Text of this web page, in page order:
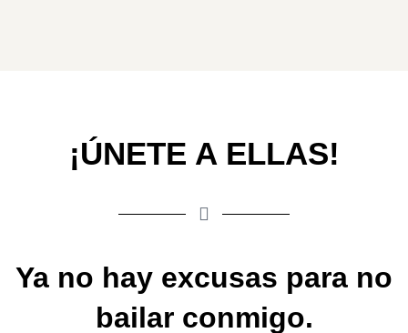
¡ÚNETE A ELLAS!
Ya no hay excusas para no
bailar conmigo.